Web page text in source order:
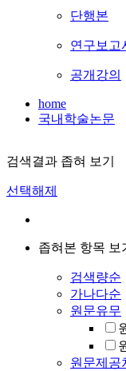
단행본
연구보고
공개강의
home
국내학술논문
검색결과 좁혀 보기
선택해제
좁혀본 항목 보
검색량순
가나다순
원문유무
원문제공